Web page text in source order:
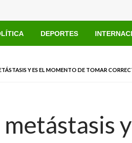
DEPORTES
Y ES EL MOMENTO DE TOMAR